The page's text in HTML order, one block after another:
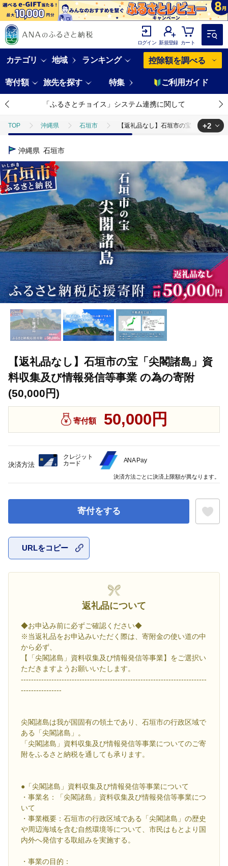
ログイン 新規登録 カート
カテゴリ 地域 ランキング 控除額を調べる
寄付額 旅先を探す 特集 ご利用ガイド
「ふるさとチョイス」システム連携に関して
TOP 沖縄県 石垣市 【返礼品なし】石垣市の宝「尖閣諸島
TOP
TOP 返礼品なし 【返礼品なし】石垣市の宝「尖閣諸島」資料収
+2
沖縄県 石垣市
【返礼品なし】石垣市の宝「尖閣諸島」資
料収集及び情報発信等事業 の為の寄附
(50,000円)
寄付額 50,000円
寄付をする
URLをコピー
返礼品について
◆お申込み前に必ずご確認ください◆
※当返礼品をお申込みいただく際は、寄附金の使い道の中
から必ず、
【「尖閣諸島」資料収集及び情報発信等事業】をご選択い
ただきますようお願いいたします。
-------------------------------------------------------------------------
----------------
尖閣諸島は我が国固有の領土であり、石垣市の行政区域で
ある「尖閣諸島」。
「尖閣諸島」資料収集及び情報発信等事業についてのご寄
附をふるさと納税を通しても承ります。
●「尖閣諸島」資料収集及び情報発信等事業について
・事業名：「尖閣諸島」資料収集及び情報発信等事業につ
いて
・事業概要：石垣市の行政区域である「尖閣諸島」の歴史
や周辺海域を含む自然環境等について、市民はもとより国
内外へ発信する取組みを実施する。
・事業の目的：
決済方法
クレジット
カード
ANA Pay
決済方法ごとに決済上限額が異なります。